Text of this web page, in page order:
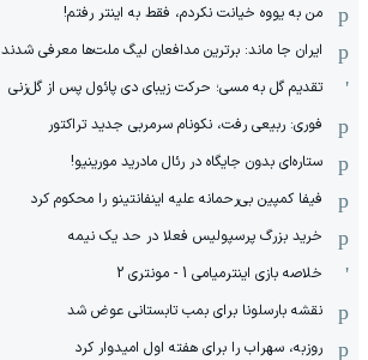
من به یووه خیانت نکردم، فقط به اینتر رفتم!
ایران جا ماند: برترین مدافعان لیگ ملت‌ها معرفی شدند
تقدیم گل به مسی؛ حرکت زیبای دی پائول پس از گل‌زنی
فوری: ربیعی رفت، نکونام سرمربی جدید تراکتور
ستاره‌ای بدون جایگاه در رئال مادرید مورینیو!
فیفا کمپین بی‌رحمانه علیه اینفانتینو را محکوم کرد
خرید بزرگ پرسپولیس فعلا در حد یک نیمه
خلاصه بازی اینترمیامی 1 - مونتری 2
نقشه بارسلونا برای بمب تابستانی عوض شد
روزبه، سهراب را برای هفته اول امیدوار کرد